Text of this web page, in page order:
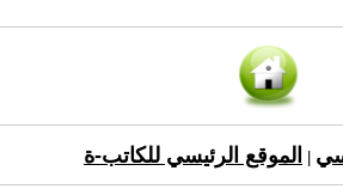
الموقع الرئيسي للكاتب-ة